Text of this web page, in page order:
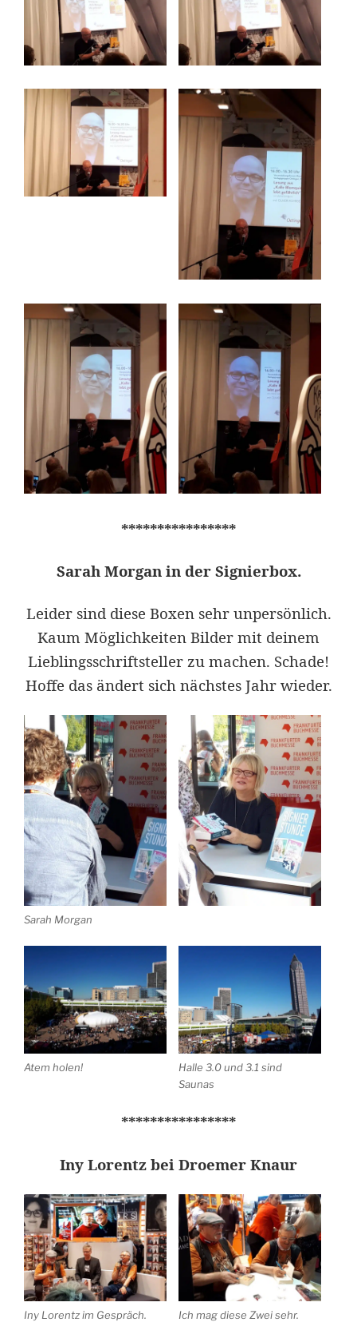
****************
Sarah Morgan in der Signierbox.
Leider sind diese Boxen sehr unpersönlich.
Kaum Möglichkeiten Bilder mit deinem
Lieblingsschriftsteller zu machen. Schade!
Hoffe das ändert sich nächstes Jahr wieder.
Sarah Morgan
Atem holen!
Halle 3.0 und 3.1 sind
Saunas
****************
Iny Lorentz bei Droemer Knaur
Iny Lorentz im Gespräch. Ich mag diese Zwei sehr.